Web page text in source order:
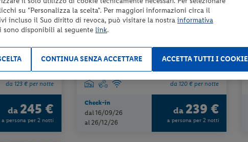
piscine termali +
da 123 € per notte
da 245 €
a persona per 2 notti
Slovenia - Bled
HOTEL PARK
mezza pensione + utilizzo della piscina coperta
da 120 € per notte
Check-in
dal 16/09/26
al 26/12/26
da 239 €
a persona per 2 notti
su "Personalizza la scelta". Per maggiori informazioni circa il
incluso il Suo diritto di revoca, può visitare la nostra informativa
sono disponibili al seguente link.
ACCETTA TUTTI I COOKIE
CONTINUA SENZA ACCETTARE